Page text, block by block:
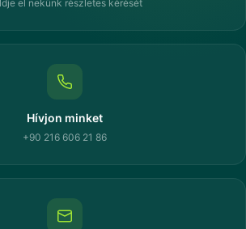
el nekünk részletes kérését
Hívjon minket
+90 216 606 21 86